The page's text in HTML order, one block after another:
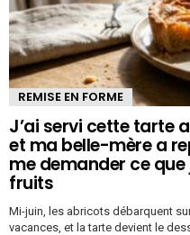
REMISE EN FORME
J’ai servi cette tarte
et ma belle-mère a
me demander ce que
fruits
Mi-juin, les abricots débarquent
vacances, et la tarte devient le